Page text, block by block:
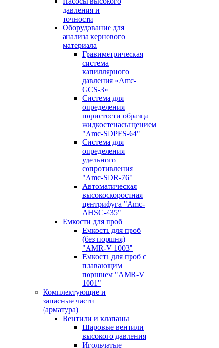
давления и
точности
Оборудование для
анализа кернового
материала
Гравиметрическая
система
капиллярного
давления «Amc-
GCS-3»
Система для
определения
пористости образца
жидкостенасыщением
"Amc-SDPFS-64"
Система для
определения
удельного
сопротивления
"Amc-SDR-76"
Автоматическая
высокоскоростная
центрифуга "Amc-
AHSC-435"
Емкости для проб
Емкость для проб
(без поршня)
"AMR-V 1003"
Емкость для проб с
плавающим
поршнем "AMR-V
1001"
Комплектующие и
запасные части
(арматура)
Вентили и клапаны
Шаровые вентили
высокого давления
Игольчатые